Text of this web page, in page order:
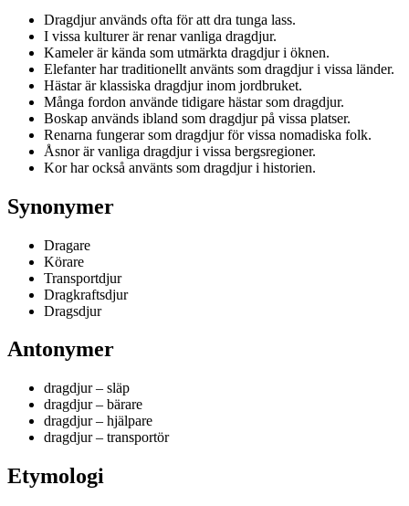
Dragdjur används ofta för att dra tunga lass.
I vissa kulturer är renar vanliga dragdjur.
Kameler är kända som utmärkta dragdjur i öknen.
Elefanter har traditionellt använts som dragdjur i vissa länder.
Hästar är klassiska dragdjur inom jordbruket.
Många fordon använde tidigare hästar som dragdjur.
Boskap används ibland som dragdjur på vissa platser.
Renarna fungerar som dragdjur för vissa nomadiska folk.
Åsnor är vanliga dragdjur i vissa bergsregioner.
Kor har också använts som dragdjur i historien.
Synonymer
Dragare
Körare
Transportdjur
Dragkraftsdjur
Dragsdjur
Antonymer
dragdjur – släp
dragdjur – bärare
dragdjur – hjälpare
dragdjur – transportör
Etymologi